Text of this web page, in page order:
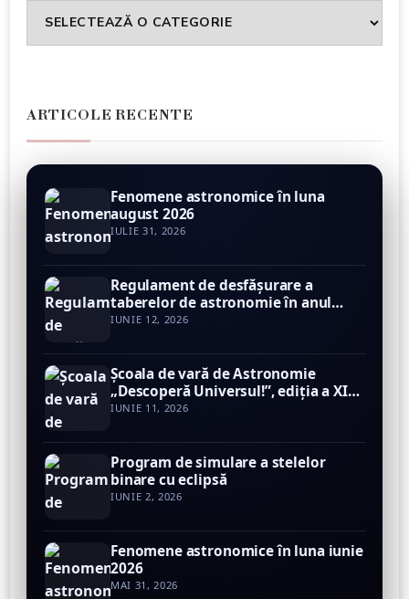
Categorii
ARTICOLE RECENTE
Fenomene astronomice în luna
august 2026
IULIE 31, 2026
Regulament de desfăşurare a
taberelor de astronomie în anul
2026
IUNIE 12, 2026
Şcoala de vară de Astronomie
„Descoperă Universul!”, ediţia a XIV-
a, 24 – 27 iunie 2026
IUNIE 11, 2026
Program de simulare a stelelor
binare cu eclipsă
IUNIE 2, 2026
Fenomene astronomice în luna iunie
2026
MAI 31, 2026